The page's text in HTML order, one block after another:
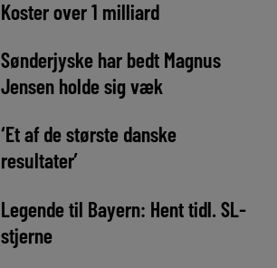
Koster over 1 milliard
Sønderjyske har bedt Magnus
Jensen holde sig væk
‘Et af de største danske
resultater’
Legende til Bayern: Hent tidl. SL-
stjerne